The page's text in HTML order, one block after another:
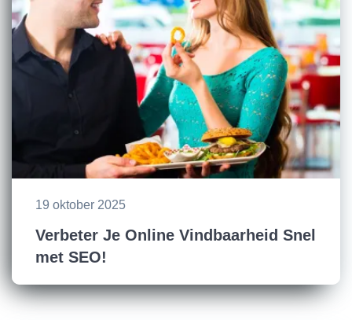
19 oktober 2025
Verbeter Je Online Vindbaarheid Snel
met SEO!